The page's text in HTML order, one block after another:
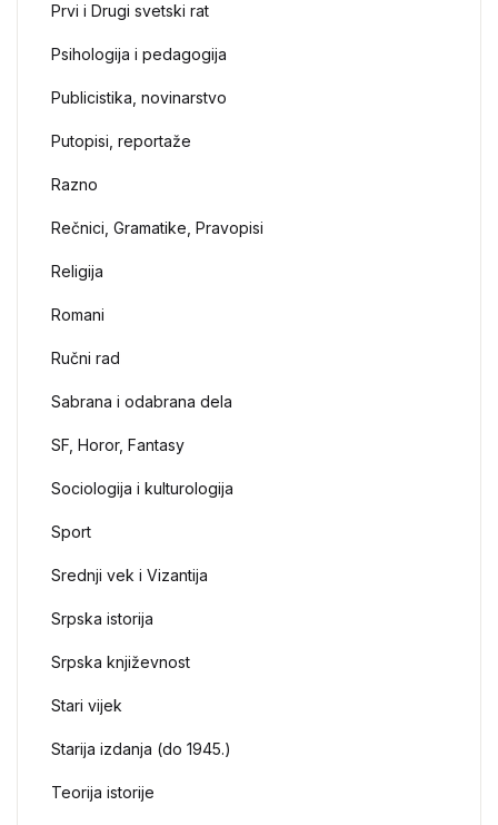
Prvi i Drugi svetski rat
Psihologija i pedagogija
Publicistika, novinarstvo
Putopisi, reportaže
Razno
Rečnici, Gramatike, Pravopisi
Religija
Romani
Ručni rad
Sabrana i odabrana dela
SF, Horor, Fantasy
Sociologija i kulturologija
Sport
Srednji vek i Vizantija
Srpska istorija
Srpska književnost
Stari vijek
Starija izdanja (do 1945.)
Teorija istorije